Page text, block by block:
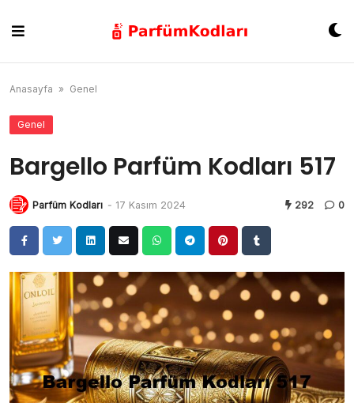
content
Anasayfa » Genel
Genel
Bargello Parfüm Kodları 517
Parfüm Kodları - 17 Kasım 2024 292 0